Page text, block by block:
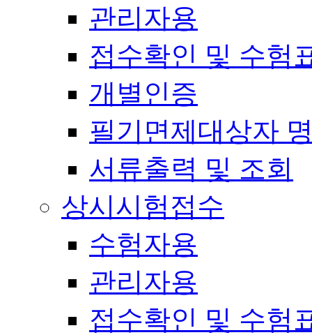
관리자용
접수확인 및 수험
개별인증
필기면제대상자
서류출력 및 조회
상시시험접수
수험자용
관리자용
접수확인 및 수험